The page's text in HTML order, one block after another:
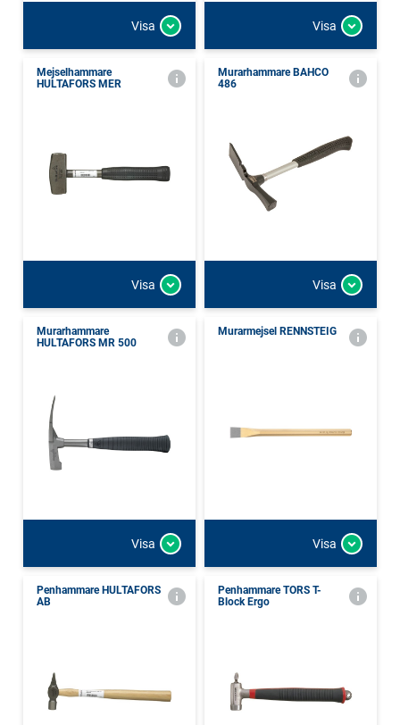
Visa Visa
Mejselhammare
HULTAFORS MER
Visa
Murarhammare BAHCO
486
Visa
Murarhammare
HULTAFORS MR 500
Visa
Murarmejsel RENNSTEIG
Visa
Penhammare HULTAFORS
AB
Penhammare TORS T-
Block Ergo